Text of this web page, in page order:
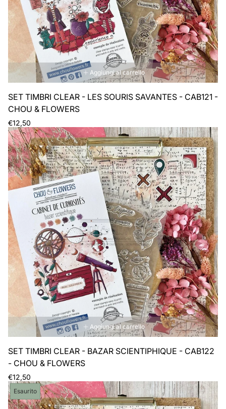
Aggiungi al carrello
SET TIMBRI CLEAR - LES SOURIS SAVANTES - CAB121 -
CHOU & FLOWERS
Prezzo
normale
€12,50
Aggiungi al carrello
SET TIMBRI CLEAR - BAZAR SCIENTIPHIQUE - CAB122
- CHOU & FLOWERS
Prezzo
normale
€12,50
Etichetta
del
prodotto:
Esaurito